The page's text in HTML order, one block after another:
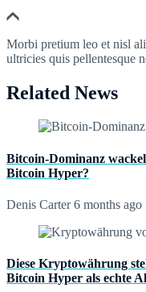
Morbi pretium leo et nisl
ultricies quis pellentesque
Related News
Bitcoin-Dominanz
Bitcoin Hyper?
Denis Carter6 months ago
Diese Kryptowährung
Bitcoin Hyper als echte